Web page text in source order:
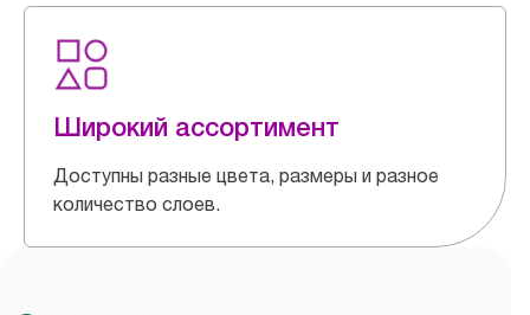
Широкий ассортимент
Доступны разные цвета, размеры и разное
количество слоев.